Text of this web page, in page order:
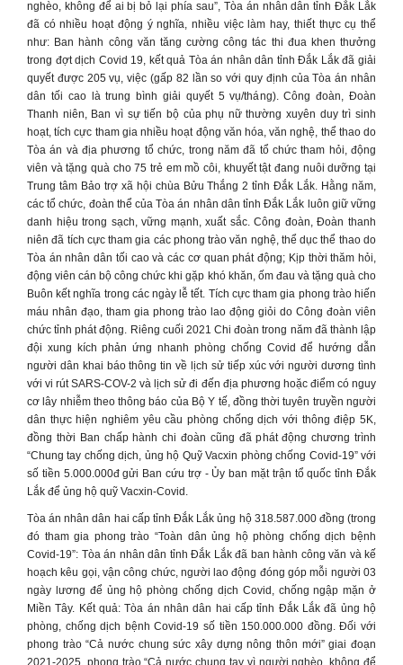
nghèo, không để ai bị bỏ lại phía sau”, Tòa án nhân dân tỉnh Đắk Lắk
đã có nhiều hoạt động ý nghĩa, nhiều việc làm hay, thiết thực cụ thể
như: Ban hành công văn tăng cường công tác thi đua khen thưởng
trong đợt dịch Covid 19, kết quả Tòa án nhân dân tỉnh Đắk Lắk đã giải
quyết được 205 vụ, việc (gấp 82 lần so với quy định của Tòa án nhân
dân tối cao là trung bình giải quyết 5 vụ/tháng). Công đoàn, Đoàn
Thanh niên, Ban vì sự tiến bộ của phụ nữ thường xuyên duy trì sinh
hoạt, tích cực tham gia nhiều hoạt động văn hóa, văn nghệ, thể thao do
Tòa án và địa phương tổ chức, trong năm đã tổ chức tham hỏi, động
viên và tặng quà cho 75 trẻ em mồ côi, khuyết tật đang nuôi dưỡng tại
Trung tâm Bảo trợ xã hội chùa Bửu Thắng 2 tỉnh Đắk Lắk. Hằng năm,
các tổ chức, đoàn thể của Tòa án nhân dân tỉnh Đắk Lắk luôn giữ vững
danh hiệu trong sạch, vững mạnh, xuất sắc. Công đoàn, Đoàn thanh
niên đã tích cực tham gia các phong trào văn nghệ, thể dục thể thao do
Tòa án nhân dân tối cao và các cơ quan phát động; Kịp thời thăm hỏi,
động viên cán bộ công chức khi gặp khó khăn, ốm đau và tặng quà cho
Buôn kết nghĩa trong các ngày lễ tết. Tích cực tham gia phong trào hiến
máu nhân đạo, tham gia phong trào lao động giỏi do Công đoàn viên
chức tỉnh phát động. Riêng cuối 2021 Chi đoàn trong năm đã thành lập
đội xung kích phản ứng nhanh phòng chống Covid để hướng dẫn
người dân khai báo thông tin về lịch sử tiếp xúc với người dương tình
với vi rút SARS-COV-2 và lịch sử đi đến địa phương hoặc điểm có nguy
cơ lây nhiễm theo thông báo của Bộ Y tế, đồng thời tuyên truyền người
dân thực hiện nghiêm yêu cầu phòng chống dịch với thông điệp 5K,
đồng thời Ban chấp hành chi đoàn cũng đã phát động chương trình
“Chung tay chống dịch, ủng hộ Quỹ Vacxin phòng chống Covid-19” với
số tiền 5.000.000đ gửi Ban cứu trợ - Ủy ban mặt trận tổ quốc tỉnh Đắk
Lắk để ủng hộ quỹ Vacxin-Covid.
Tòa án nhân dân hai cấp tỉnh Đắk Lắk ủng hộ 318.587.000 đồng (trong
đó tham gia phong trào “Toàn dân ủng hộ phòng chống dịch bệnh
Covid-19”: Tòa án nhân dân tỉnh Đắk Lắk đã ban hành công văn và kế
hoạch kêu gọi, vận công chức, người lao động đóng góp mỗi người 03
ngày lương để ủng hộ phòng chống dịch Covid, chống ngập mặn ở
Miền Tây. Kết quả: Tòa án nhân dân hai cấp tỉnh Đắk Lắk đã ủng hộ
phòng, chống dịch bệnh Covid-19 số tiền 150.000.000 đồng. Đối với
phong trào “Cả nước chung sức xây dựng nông thôn mới” giai đoạn
2021-2025, phong trào “Cả nước chung tay vì người nghèo, không để